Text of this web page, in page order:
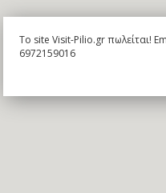
To site Visit-Pilio.gr πωλείται!
6972159016